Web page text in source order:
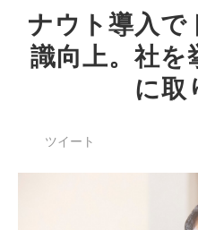
ナウト導入で
識向上。社を
に取
ツイート